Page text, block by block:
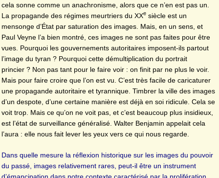
cela sonne comme un anachronisme, alors que ce n’en est pas un.
La propagande des régimes meurtriers du XXe siècle est un
mensonge d’État par saturation des images. Mais, en un sens, et
Paul Veyne l’a bien montré, ces images ne sont pas faites pour être
vues. Pourquoi les gouvernements autoritaires imposent-ils partout
l’image du tyran ? Pourquoi cette démultiplication du portrait
princier ? Non pas tant pour le faire voir : on finit par ne plus le voir.
Mais pour faire croire que l’on est vu. C’est très facile de caricaturer
une propagande autoritaire et tyrannique. Timbrer la ville des images
d’un despote, d’une certaine manière est déjà en soi ridicule. Cela se
voit trop. Mais ce qu’on ne voit pas, et c’est beaucoup plus insidieux,
est l’état de surveillance généralisé. Walter Benjamin appelait cela
l’aura : elle nous fait lever les yeux vers ce qui nous regarde.
Dans quelle mesure la réflexion historique sur les images du pouvoir
du passé, images relativement rares, peut-il être un instrument